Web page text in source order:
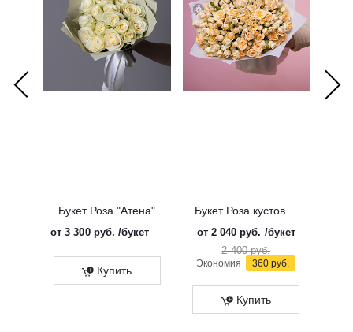
Букет Роза "Атена"
от3 300 руб. /букет
Купить
Букет Роза кустовая "Солинеро"
от 2 040 руб. /букет
2 400 руб.
Экономия 360 руб.
Купить